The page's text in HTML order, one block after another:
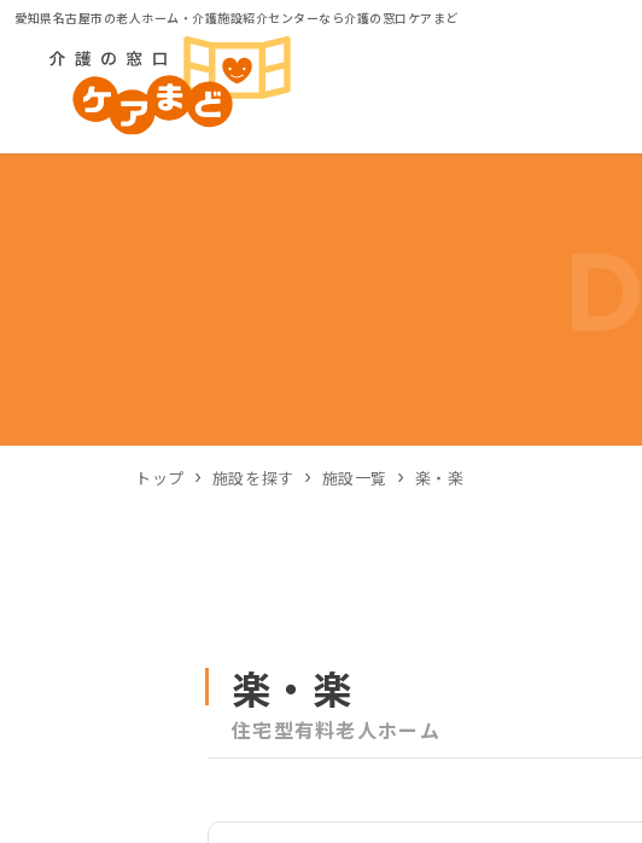
愛知県名古屋市の老人ホーム・介護施設紹介センターなら介護の窓口ケアまど
トップ 施設を探す 施設一覧 楽・楽
楽・楽
住宅型有料老人ホーム